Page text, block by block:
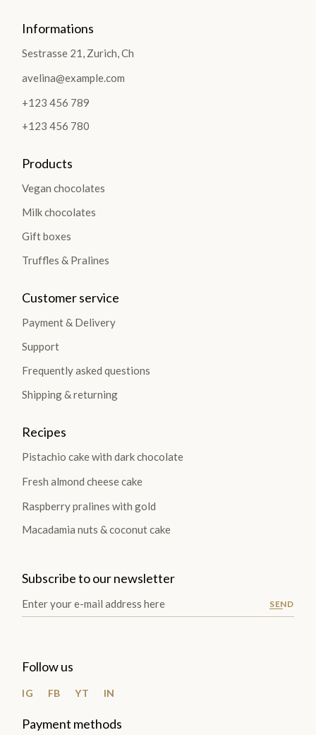
Informations
Sestrasse 21, Zurich, Ch
avelina@example.com
+123 456 789
+123 456 780
Products
Vegan chocolates
Milk chocolates
Gift boxes
Truffles & Pralines
Customer service
Payment & Delivery
Support
Frequently asked questions
Shipping & returning
Recipes
Pistachio cake with dark chocolate
Fresh almond cheese cake
Raspberry pralines with gold
Macadamia nuts & coconut cake
Subscribe to our newsletter
SEND
Follow us
IG FB YT IN
Payment methods